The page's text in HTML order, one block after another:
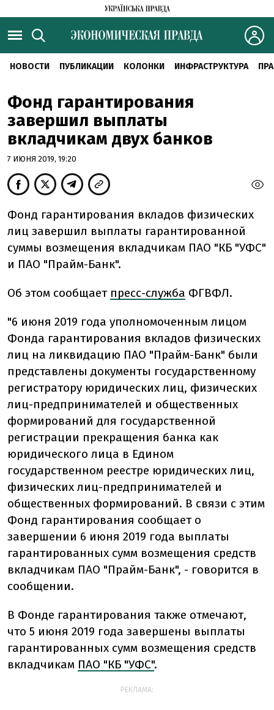
НОВОСТИ ПУБЛИКАЦИИ КОЛОНКИ ИНФРАСТРУКТУРА
Фонд гарантирования
завершил выплаты
вкладчикам двух банков
7 ИЮНЯ 2019, 19:20
Фонд гарантирования вкладов физических
лиц завершил выплаты гарантированной
суммы возмещения вкладчикам ПАО "КБ "УФС"
и ПАО "Прайм-Банк".
Об этом сообщает пресс-служба ФГВФЛ.
"6 июня 2019 года уполномоченным лицом
Фонда гарантирования вкладов физических
лиц на ликвидацию ПАО "Прайм-Банк" были
представлены документы государственному
регистратору юридических лиц, физических
лиц-предпринимателей и общественных
формирований для государственной
регистрации прекращения банка как
юридического лица в Едином
государственном реестре юридических лиц,
физических лиц-предпринимателей и
общественных формирований. В связи с этим
Фонд гарантирования сообщает о
завершении 6 июня 2019 года выплаты
гарантированных сумм возмещения средств
вкладчикам ПАО "Прайм-Банк", - говорится в
сообщении.
В Фонде гарантирования также отмечают,
что 5 июня 2019 года завершены выплаты
гарантированных сумм возмещения средств
вкладчикам ПАО "КБ "УФС".
РЕКЛАМА: